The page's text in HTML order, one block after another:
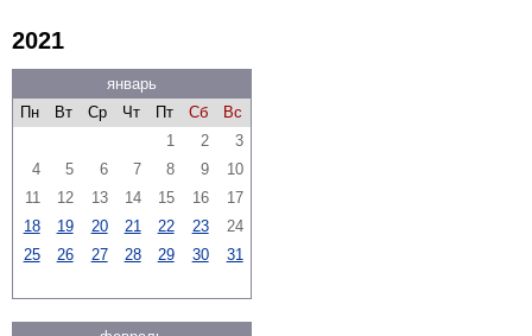
2021
январь
Пн
Вт Ср Чт Пт Сб
Вс
1
2
3
4
5 6 7 8 9
10
11
12 13 14 15 16
17
18
19 20 21 22 23
24
25
26 27 28 29 30 31